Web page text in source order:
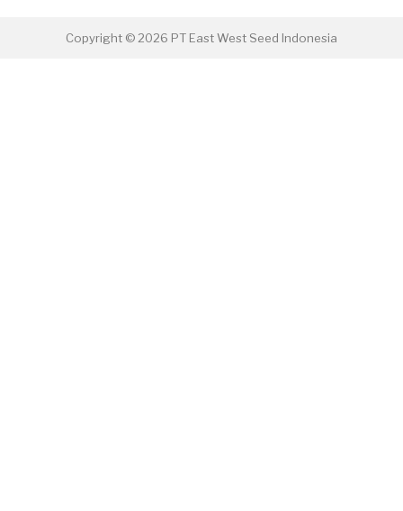
Copyright © 2026 PT East West Seed Indonesia